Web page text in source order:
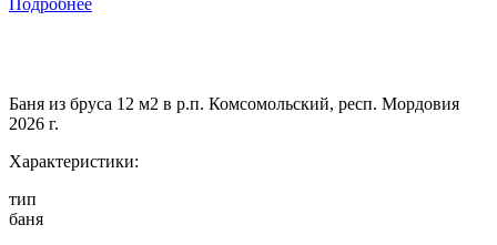
Подробнее
Баня из бруса 12 м2 в р.п. Комсомольский, респ. Мордовия
2026 г.
Характеристики:
тип
баня